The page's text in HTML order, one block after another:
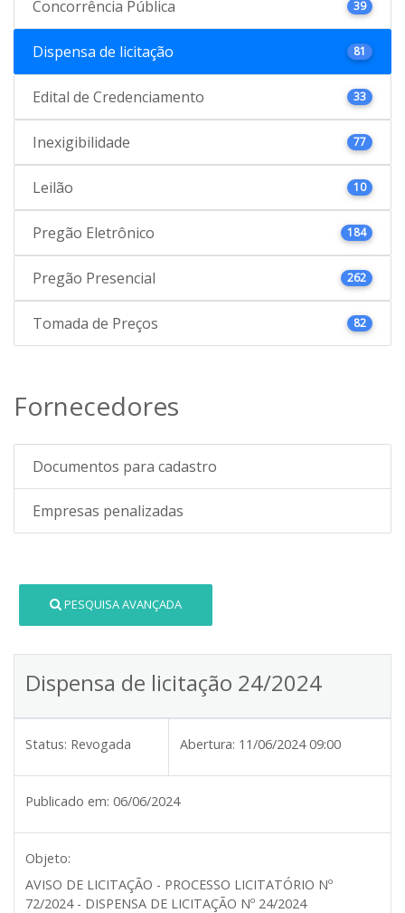
Concorrência Pública 39
Dispensa de licitação 81
Edital de Credenciamento 33
Inexigibilidade 77
Leilão 10
Pregão Eletrônico 184
Pregão Presencial 262
Tomada de Preços 82
Fornecedores
Documentos para cadastro
Empresas penalizadas
PESQUISA AVANÇADA
Dispensa de licitação 24/2024
Status: Revogada Abertura: 11/06/2024 09:00
Publicado em: 06/06/2024
Objeto:
AVISO DE LICITAÇÃO - PROCESSO LICITATÓRIO Nº
72/2024 - DISPENSA DE LICITAÇÃO Nº 24/2024